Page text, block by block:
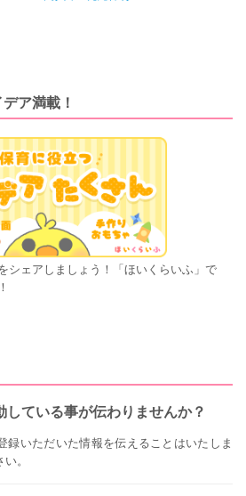
ア満載！
シェアしましょう！「ほいくらいふ」で
している事が伝わりませんか？
録いただいた情報を伝えることはいたしま
。